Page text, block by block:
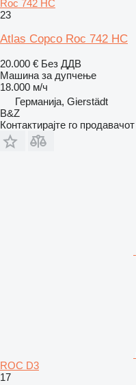
Roc 742 HC
23
Atlas Copco Roc 742 HC
20.000 € Без ДДВ
Машина за дупчење
18.000 м/ч
Германија, Gierstädt
B&Z
Контактирајте го продавачот
ROC D3
17